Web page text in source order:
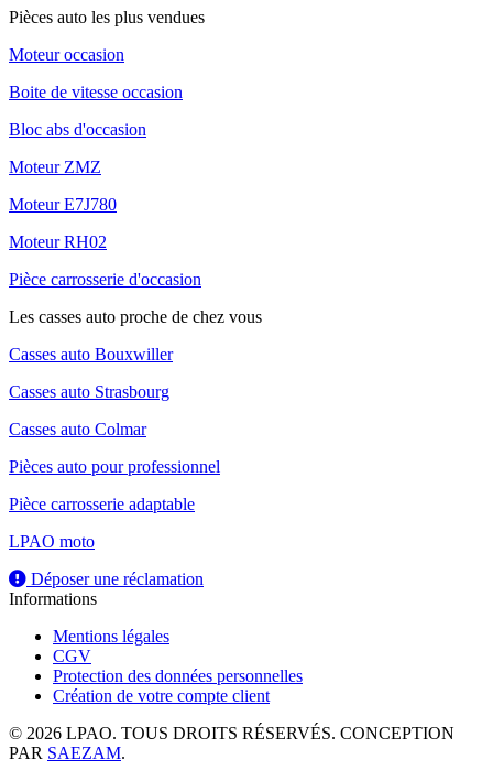
Pièces auto les plus vendues
Moteur occasion
Boite de vitesse occasion
Bloc abs d'occasion
Moteur ZMZ
Moteur E7J780
Moteur RH02
Pièce carrosserie d'occasion
Les casses auto proche de chez vous
Casses auto Bouxwiller
Casses auto Strasbourg
Casses auto Colmar
Pièces auto pour professionnel
Pièce carrosserie adaptable
LPAO moto
Déposer une réclamation
Informations
Mentions légales
CGV
Protection des données personnelles
Création de votre compte client
© 2026 LPAO. TOUS DROITS RÉSERVÉS. CONCEPTION
PAR SAEZAM.